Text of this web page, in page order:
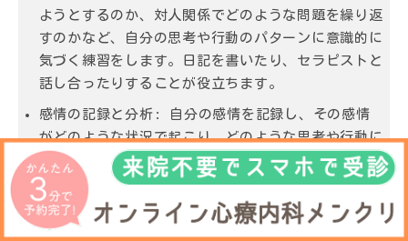
ようとするのか、対人関係でどのような問題を繰り返
すのかなど、自分の思考や行動のパターンに意識的に
気づく練習をします。日記を書いたり、セラピストと
話し合ったりすることが役立ちます。
感情の記録と分析:
自分の感情を記録し、その感情
がどのような状況で起こり、どのような思考や行動に
つながったのかを分析します。これにより、感情のト
リガーや、不適応的な反応パターンを理解できるよう
になります。
感情調整スキルの練習:精神療法で学んだ感情調整